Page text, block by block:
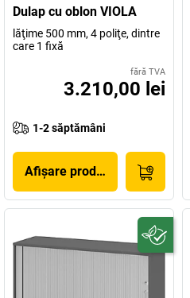
Dulap cu oblon VIOLA
lăţime 500 mm, 4 poliţe, dintre
care 1 fixă
fără TVA
3.210,00 lei
1-2 săptămâni
Afișare produs